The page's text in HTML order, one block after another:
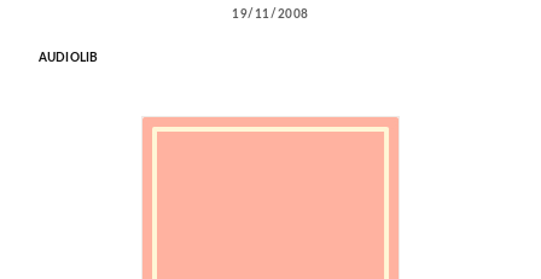
19/11/2008
AUDIOLIB